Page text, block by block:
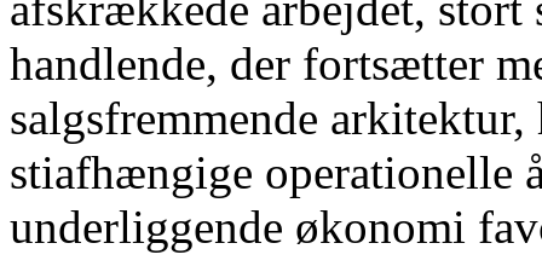
handlende, der fortsætter
salgsfremmende
stiafhængige operationelle
underliggende økonomi